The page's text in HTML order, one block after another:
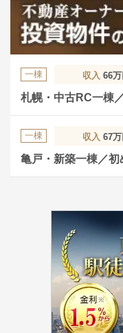
一棟 収入 66万
札幌・中古RC一棟
一棟 収入 67万
亀戸・新築一棟／